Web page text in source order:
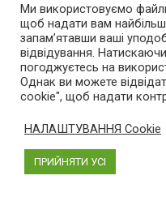
Правила
Підпишись на AutoGeek!
facebooktwitter instagram
Ми використовуємо
щоб надати вам
запам’ятавши ваші
відвідування.
погоджуєтесь на
Однак ви можете
cookie", щоб надати
НАЛАШТУВАННЯ Cookie
ПРИЙНЯТИ УСІ